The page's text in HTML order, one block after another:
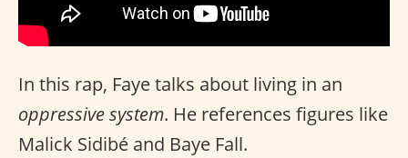
In this rap, Faye talks about living in an
oppressive system. He references figures like
Malick Sidibé and Baye Fall.